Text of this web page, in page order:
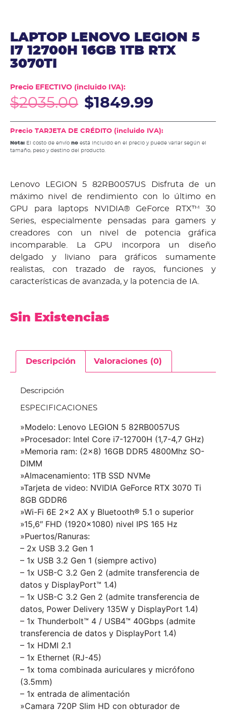
LAPTOP LENOVO LEGION 5
I7 12700H 16GB 1TB RTX
3070TI
Precio EFECTIVO (incluido IVA):
$2035.00 $1849.99
Precio TARJETA DE CRÉDITO (incluido IVA):
Nota: El costo de envío no está incluido en el precio y puede variar según el
tamaño, peso y destino del producto.
Lenovo LEGION 5 82RB0057US Disfruta de un
máximo nivel de rendimiento con lo último en
GPU para laptops NVIDIA® GeForce RTX™ 30
Series, especialmente pensadas para gamers y
creadores con un nivel de potencia gráfica
incomparable. La GPU incorpora un diseño
delgado y liviano para gráficos sumamente
realistas, con trazado de rayos, funciones y
características de avanzada, y la potencia de IA.
Sin Existencias
Descripción Valoraciones (0)
Descripción
ESPECIFICACIONES
»Modelo: Lenovo LEGION 5 82RB0057US
»Procesador: Intel Core i7-12700H (1,7-4,7 GHz)
»Memoria ram: (2×8) 16GB DDR5 4800Mhz SO-
DIMM
»Almacenamiento: 1TB SSD NVMe
»Tarjeta de video: NVIDIA GeForce RTX 3070 Ti
8GB GDDR6
»Wi-Fi 6E 2×2 AX y Bluetooth® 5.1 o superior
»15,6″ FHD (1920×1080) nivel IPS 165 Hz
»Puertos/Ranuras:
– 2x USB 3.2 Gen 1
– 1x USB 3.2 Gen 1 (siempre activo)
– 1x USB-C 3.2 Gen 2 (admite transferencia de
datos y DisplayPort™ 1.4)
– 1x USB-C 3.2 Gen 2 (admite transferencia de
datos, Power Delivery 135W y DisplayPort 1.4)
– 1x Thunderbolt™ 4 / USB4™ 40Gbps (admite
transferencia de datos y DisplayPort 1.4)
– 1x HDMI 2.1
– 1x Ethernet (RJ-45)
– 1x toma combinada auriculares y micrófono
(3.5mm)
– 1x entrada de alimentación
»Camara 720P Slim HD con obturador de